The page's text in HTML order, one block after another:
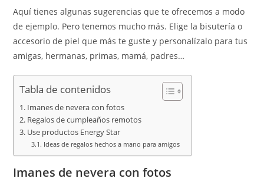
Aquí tienes algunas sugerencias que te ofrecemos a modo
de ejemplo. Pero tenemos mucho más. Elige la bisutería o
accesorio de piel que más te guste y personalízalo para tus
amigas, hermanas, primas, mamá, padres…
Tabla de contenidos
Imanes de nevera con fotos
Regalos de cumpleaños remotos
Use productos Energy Star
Ideas de regalos hechos a mano para amigos
Imanes de nevera con fotos